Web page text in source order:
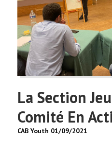
La Section
Comité En
CAB Youth 01/09/2021